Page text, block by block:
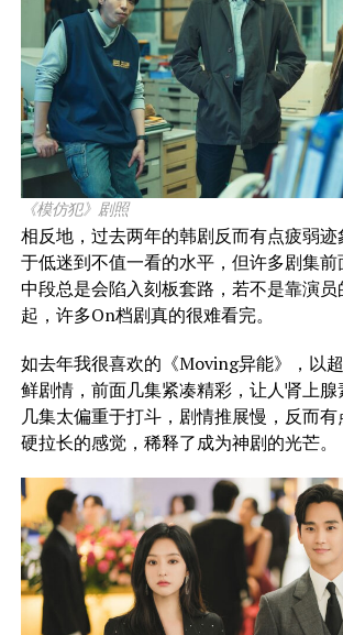
《模仿犯》剧照
相反地，过去两年的韩剧反而有点疲弱
于低迷到不值一看的水平，但许多剧集
中段总是会陷入刻板套路，若不是靠演
起，许多On档剧真的很难看完。
如去年我很喜欢的《Moving异能》，以
鲜剧情，前面几集紧凑精彩，让人肾上
几集太偏重于打斗，剧情推展慢，反而
硬拉长的感觉，稀释了成为神剧的光芒。